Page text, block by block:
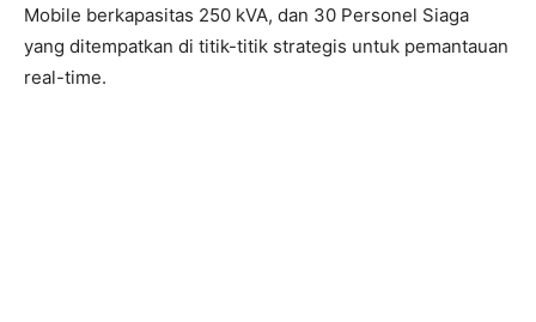
Mobile berkapasitas 250 kVA, dan 30 Personel Siaga
yang ditempatkan di titik-titik strategis untuk pemantauan
real-time.